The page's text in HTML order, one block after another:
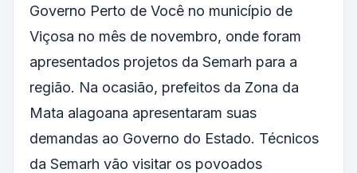
Governo Perto de Você no município de
Viçosa no mês de novembro, onde foram
apresentados projetos da Semarh para a
região. Na ocasião, prefeitos da Zona da
Mata alagoana apresentaram suas
demandas ao Governo do Estado. Técnicos
da Semarh vão visitar os povoados